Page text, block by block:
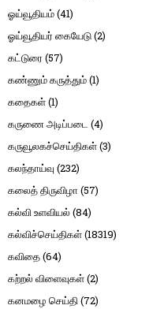
ஓய்வூதியம்(41)
ஓய்வூதியர் கையேடு(2)
கட்டுரை (57)
கண்ணும் கருத்தும்(1)
கதைகள்(1)
கருணை அடிப்படை (4)
கருவூலகச்செய்திகள்(3)
கலந்தாய்வு (232)
கலைத் திருவிழா (57)
கல்வி உளவியல் (84)
கல்விச்செய்திகள்(18319)
கவிதை(64)
கற்றல் விளைவுகள்(2)
கனமழை செய்தி(72)